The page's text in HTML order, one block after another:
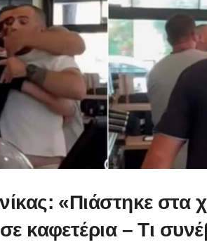
«Πιάστηκε στα
καφετέρια – Tι